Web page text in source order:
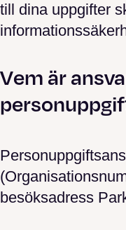
till dina uppgifter
Vem är
besöksadress